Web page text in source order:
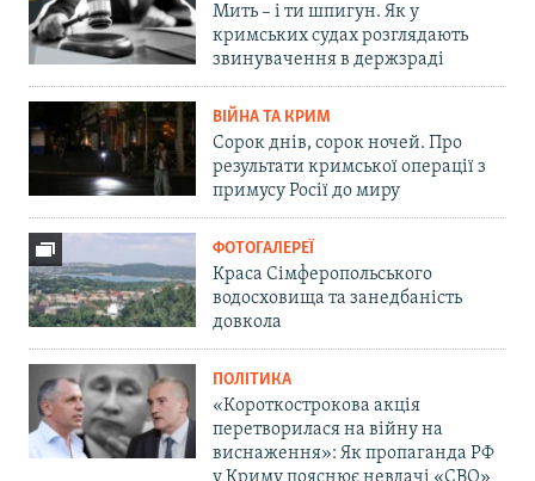
Мить – і ти шпигун. Як у
кримських судах розглядають
звинувачення в держзраді
ВІЙНА ТА КРИМ
Сорок днів, сорок ночей. Про
результати кримської операції з
примусу Росії до миру
ФОТОГАЛЕРЕЇ
Краса Сімферопольського
водосховища та занедбаність
довкола
ПОЛІТИКА
«Короткострокова акція
перетворилася на війну на
виснаження»: Як пропаганда РФ